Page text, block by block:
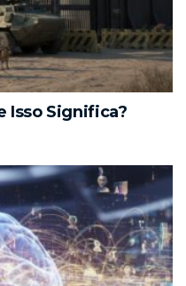
Isso Significa?